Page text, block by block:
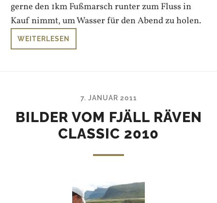
gerne den 1km Fußmarsch runter zum Fluss in
Kauf nimmt, um Wasser für den Abend zu holen.
WEITERLESEN
7. JANUAR 2011
BILDER VOM FJÄLL RÄVEN
CLASSIC 2010